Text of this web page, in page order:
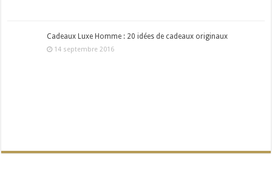
Cadeaux Luxe Homme : 20 idées de cadeaux originaux
14 septembre 2016